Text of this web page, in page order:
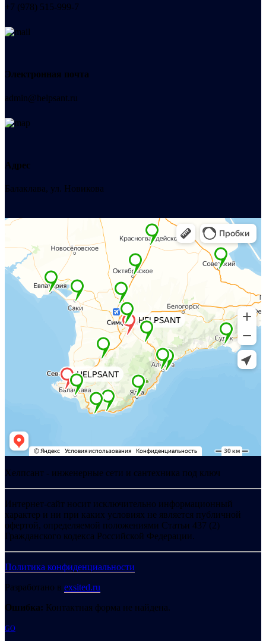
+7 (978) 515-999-7
Электронная почта
admin@helpsant.ru
Адрес
Балаклава, ул. Новикова
Хелпсант - инженерные сети и сантехника под ключ
Интернет-сайт носит исключительно информационный
характер и ни при каких условиях не является публичной
офертой, определяемой положениями Статьи 437 (2)
Гражданского кодекса Российской Федерации.
Политика конфиденциальности
Разработано в exsited.ru
Ошибка: Контактная форма не найдена.
GO